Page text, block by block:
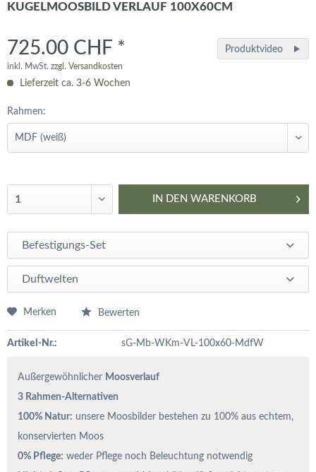
KUGELMOOSBILD VERLAUF 100X60CM
Produktvideo
725.00 CHF *
inkl. MwSt. zzgl. Versandkosten
Lieferzeit ca. 3-6 Wochen
Rahmen:
IN DEN WARENKORB
Befestigungs-Set
Duftwelten
Merken Bewerten
Artikel-Nr.: sG-Mb-WKm-VL-100x60-MdfW
Außergewöhnlicher Moosverlauf
3 Rahmen-Alternativen
100% Natur: unsere Moosbilder bestehen zu 100% aus echtem,
konservierten Moos
0% Pflege: weder Pflege noch Beleuchtung notwendig